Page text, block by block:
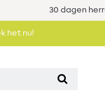
30 dagen
het nu!